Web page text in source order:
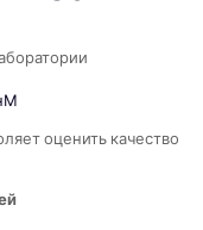
оценить качество